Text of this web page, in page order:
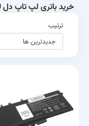
خرید باتری لپ تاپ دل Dell Precision 15 3520
ترتیب